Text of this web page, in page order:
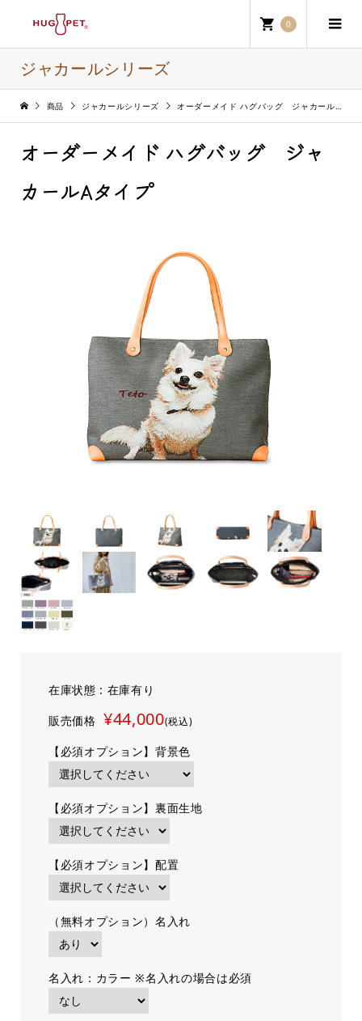
0
ジャカールシリーズ
商品 ジャカールシリーズ オーダーメイド ハグバッグ ジャカールAタイプ
オーダーメイド ハグバッグ ジャ
カールAタイプ
在庫状態 : 在庫有り
販売価格 ¥44,000(税込)
【必須オプション】背景色
【必須オプション】裏面生地
【必須オプション】配置
（無料オプション）名入れ
名入れ：カラー ※名入れの場合は必須